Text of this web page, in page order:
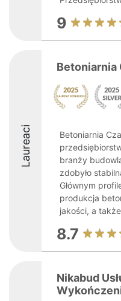
9
Laureaci
Betoniarnia
Betoniarnia
branży
zdobyło
Głównym
produkcja
jakości, a
8.7
Nikabud